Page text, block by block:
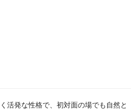
活発な性格で、初対面の場でも自然と